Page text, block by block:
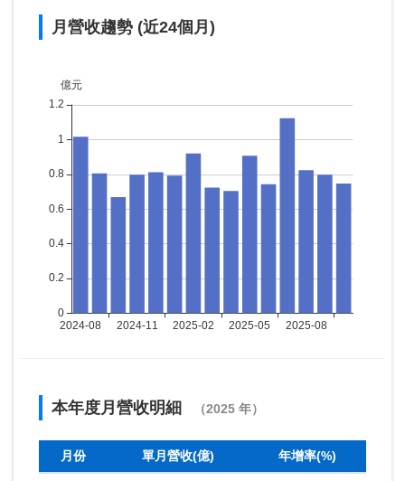
月營收趨勢 (近24個月)
本年度月營收明細 （2025 年）
月份 單月營收(億) 年增率(%)